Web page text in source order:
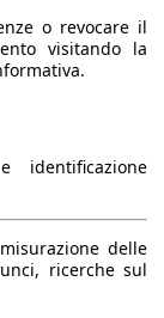
o revocare il
visitando la
identificazione
delle
ricerche sul